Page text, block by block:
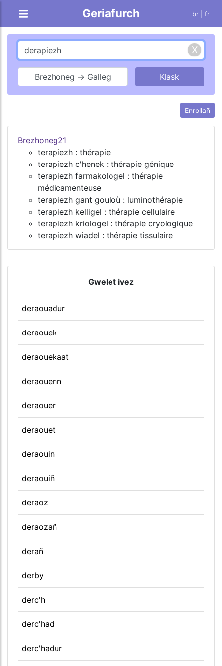
Geriafurch br | fr
Brezhoneg → Galleg
Enrollañ
Brezhoneg21
terapiezh : thérapie
terapiezh c'henek : thérapie génique
terapiezh farmakologel : thérapie
médicamenteuse
terapiezh gant gouloù : luminothérapie
terapiezh kelligel : thérapie cellulaire
terapiezh kriologel : thérapie cryologique
terapiezh wiadel : thérapie tissulaire
Gwelet ivez
deraouadur
deraouek
deraouekaat
deraouenn
deraouer
deraouet
deraouin
deraouiñ
deraoz
deraozañ
derañ
derby
derc'h
derc'had
derc'hadur